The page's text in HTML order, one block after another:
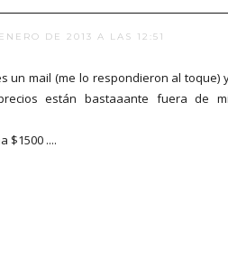
DE 2013 A LAS 12:51
un mail (me lo respondieron al toque)
están bastaaante fuera de
$1500 ....